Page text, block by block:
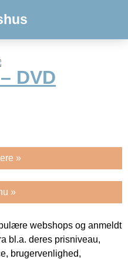
DVD
»
»
webshops og anmeldt
bl.a. deres prisniveau,
brugervenlighed,